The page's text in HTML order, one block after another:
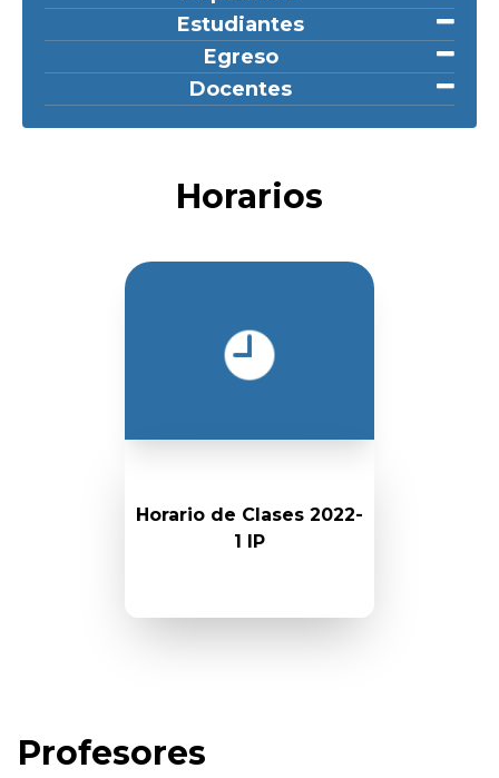
Estudiantes
Egreso
Docentes
Horarios
Horario de Clases 2022-
1 IP
Profesores